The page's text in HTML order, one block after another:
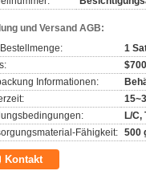
und Versand AGB:
1
Informationen:
L/C,
Fähigkeit: 500
Kontakt